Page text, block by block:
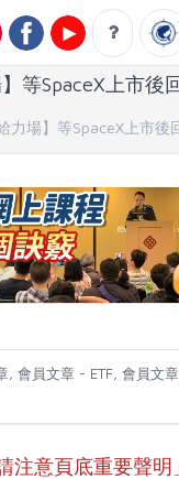
】等SpaceX上市後
力場】等SpaceX上市後
會員文章 - ETF 會員文
注意頁底重要聲明